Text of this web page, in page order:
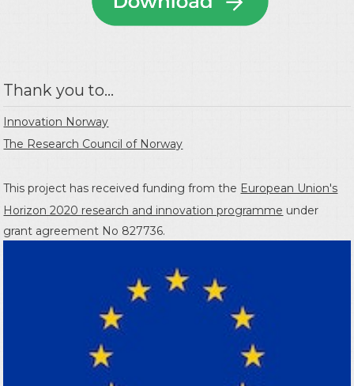
Thank you to...
Innovation Norway
The Research Council of Norway
This project has received funding from the European Union's
Horizon 2020 research and innovation programme under
grant agreement No 827736.